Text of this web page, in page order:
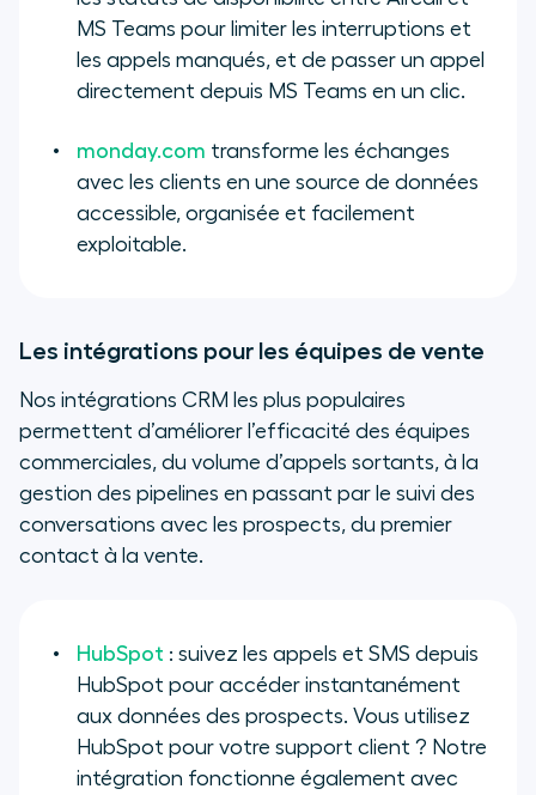
MS Teams pour limiter les interruptions et
les appels manqués, et de passer un appel
directement depuis MS Teams en un clic.
monday.com transforme les échanges
avec les clients en une source de données
accessible, organisée et facilement
exploitable.
Les intégrations pour les équipes de vente
Nos intégrations CRM les plus populaires
permettent d’améliorer l’efficacité des équipes
commerciales, du volume d’appels sortants, à la
gestion des pipelines en passant par le suivi des
conversations avec les prospects, du premier
contact à la vente.
HubSpot : suivez les appels et SMS depuis
HubSpot pour accéder instantanément
aux données des prospects. Vous utilisez
HubSpot pour votre support client ? Notre
intégration fonctionne également avec